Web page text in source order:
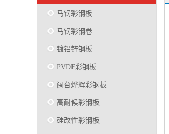
马钢彩钢板
马钢彩钢卷
镀铝锌钢板
PVDF彩钢板
闽台烨辉彩钢板
高耐候彩钢板
硅改性彩钢板